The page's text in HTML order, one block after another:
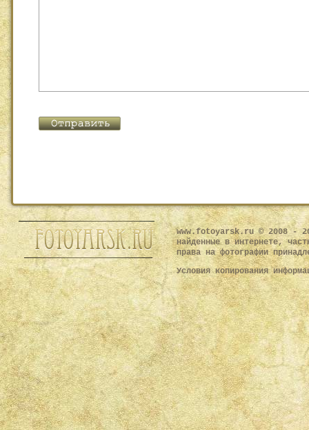
www.fotoyarsk.ru © 2008 -
найденные в интернете,
права на фотографии
Условия копирования